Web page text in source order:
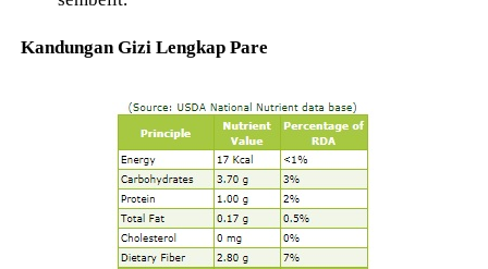
Kandungan Gizi Lengkap Pare